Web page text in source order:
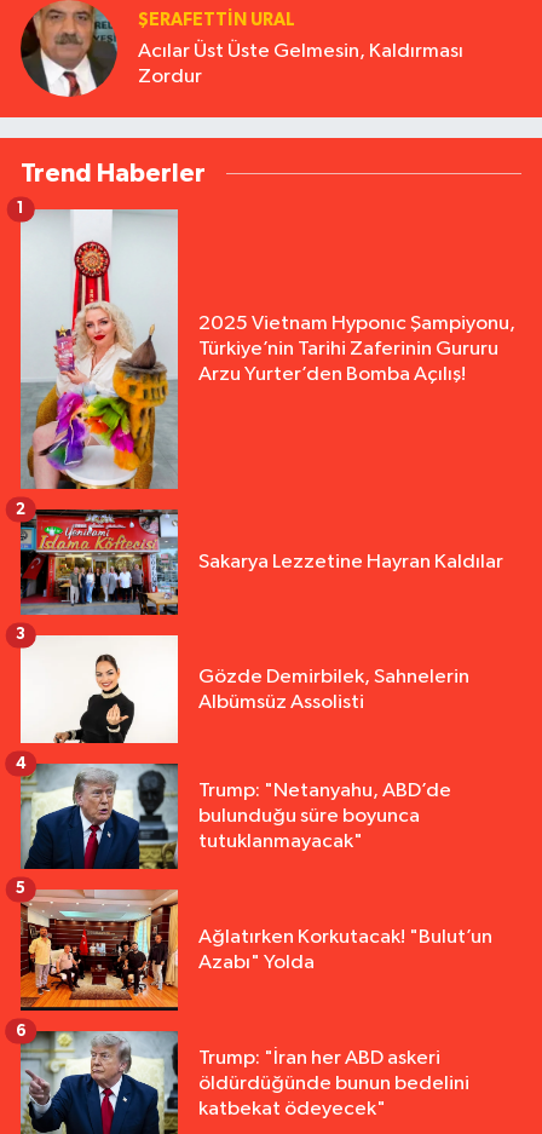
ŞERAFETTIN URAL
Acılar Üst Üste Gelmesin, Kaldırması
Zordur
Trend Haberler
2025 Vietnam Hyponıc Şampiyonu,
Türkiye’nin Tarihi Zaferinin Gururu
Arzu Yurter’den Bomba Açılış!
1
Sakarya Lezzetine Hayran Kaldılar
2
Gözde Demirbilek, Sahnelerin
Albümsüz Assolisti
3
Trump: "Netanyahu, ABD’de
bulunduğu süre boyunca
tutuklanmayacak"
4
Ağlatırken Korkutacak! "Bulut’un
Azabı" Yolda
5
Trump: "İran her ABD askeri
öldürdüğünde bunun bedelini
katbekat ödeyecek"
6